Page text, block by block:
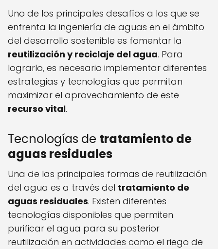
Uno de los principales desafíos a los que se
enfrenta la ingeniería de aguas en el ámbito
del desarrollo sostenible es fomentar la
reutilización y reciclaje del agua. Para
lograrlo, es necesario implementar diferentes
estrategias y tecnologías que permitan
maximizar el aprovechamiento de este
recurso vital.
Tecnologías de tratamiento de
aguas residuales
Una de las principales formas de reutilización
del agua es a través del tratamiento de
aguas residuales. Existen diferentes
tecnologías disponibles que permiten
purificar el agua para su posterior
reutilización en actividades como el riego de